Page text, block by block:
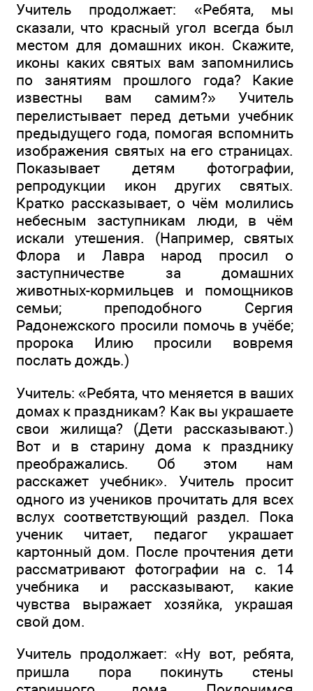
Учитель продолжает: «Ребята, мы
сказали, что красный угол всегда был
местом для домашних икон. Скажите,
иконы каких святых вам запомнились
по занятиям прошлого года? Какие
известны вам самим?» Учитель
перелистывает перед детьми учебник
предыдущего года, помогая вспомнить
изображения святых на его страницах.
Показывает детям фотографии,
репродукции икон других святых.
Кратко рассказывает, о чём молились
небесным заступникам люди, в чём
искали утешения. (Например, святых
Флора и Лавра народ просил о
заступничестве за домашних
животных-кормильцев и помощников
семьи; преподобного Сергия
Радонежского просили помочь в учёбе;
пророка Илию просили вовремя
послать дождь.)
Учитель: «Ребята, что меняется в ваших
домах к праздникам? Как вы украшаете
свои жилища? (Дети рассказывают.)
Вот и в старину дома к празднику
преображались. Об этом нам
расскажет учебник». Учитель просит
одного из учеников прочитать для всех
вслух соответствующий раздел. Пока
ученик читает, педагог украшает
картонный дом. После прочтения дети
рассматривают фотографии на с. 14
учебника и рассказывают, какие
чувства выражает хозяйка, украшая
свой дом.
Учитель продолжает: «Ну вот, ребята,
пришла пора покинуть стены